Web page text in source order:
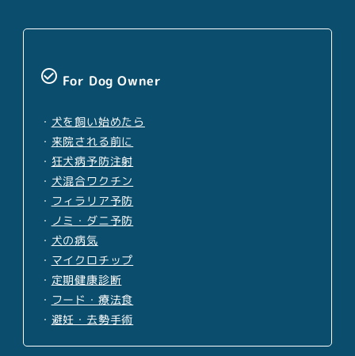
check_circle_outline For Dog Owner
・ 犬を飼い始めたら
・ 来院される前に
・ 狂犬病予防注射
・ 犬混合ワクチン
・ フィラリア予防
・ ノミ・ダニ予防
・ 犬の病気
・ マイクロチップ
・ 定期健康診断
・ フード・療法食
・ 避妊・去勢手術